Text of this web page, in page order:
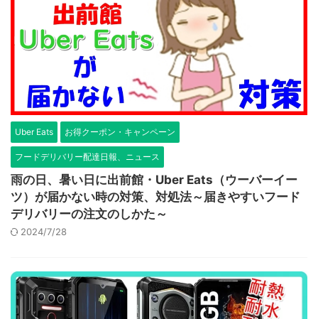
Uber Eats お得クーポン・キャンペーン
フードデリバリー配達日報、ニュース
雨の日、暑い日に出前館・Uber Eats（ウーバーイー
ツ）が届かない時の対策、対処法～届きやすいフード
デリバリーの注文のしかた～
2024/7/28